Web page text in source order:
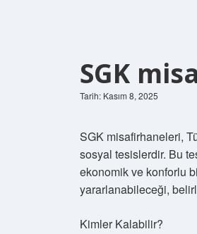
SGK
Tarih: Kasım 8, 2025
SGK misafirhaneleri,
sosyal tesislerdir. Bu
ekonomik ve konforlu
yararlanabileceği,
Kimler Kalabilir?